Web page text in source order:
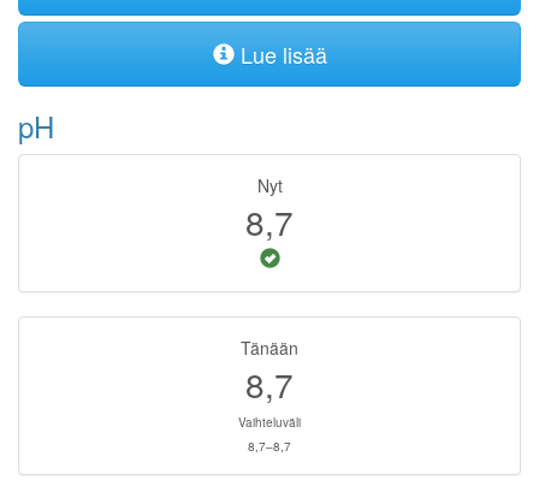
Lue lisää
pH
Nyt
8,7
Tänään
8,7
Vaihteluväli
8,7–8,7